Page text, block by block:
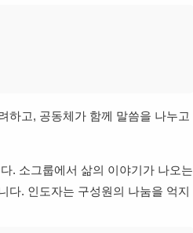
하고, 공동체가 함께 말씀을 나누고
. 소그룹에서 삶의 이야기가 나오는
다. 인도자는 구성원의 나눔을 억지